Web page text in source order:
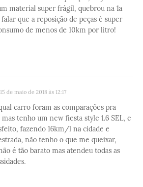
material super frágil, quebrou na 1a
que a reposição de peças é super
de menos de 10km por litro!
15 de maio de 2018 às 12:17
carro foram as comparações pra
mas tenho um new fiesta style 1.6 SEL, e
fazendo 16km/l na cidade e
não tenho o que me queixar,
é tão barato mas atendeu todas as